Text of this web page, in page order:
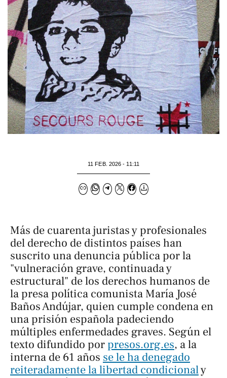
11 FEB. 2026 - 11:11
Más de cuarenta juristas y profesionales
del derecho de distintos países han
suscrito una denuncia pública por la
"vulneración grave, continuada y
estructural" de los derechos humanos de
la presa política comunista María José
Baños Andújar, quien cumple condena en
una prisión española padeciendo
múltiples enfermedades graves. Según el
texto difundido por presos.org.es, a la
interna de 61 años se le ha denegado
reiteradamente la libertad condicionaly